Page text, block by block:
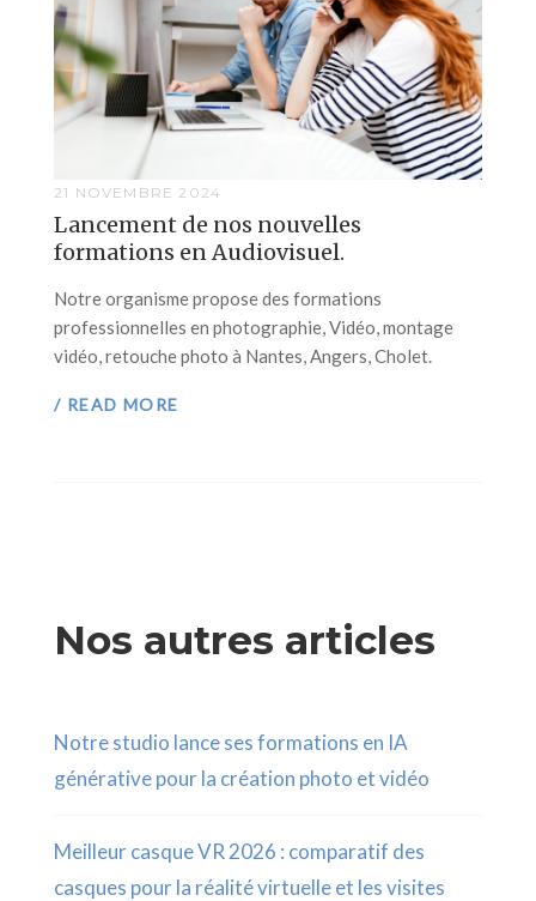
21 NOVEMBRE 2024
Lancement de nos nouvelles
formations en Audiovisuel.
Notre organisme propose des formations
professionnelles en photographie, Vidéo, montage
vidéo, retouche photo à Nantes, Angers, Cholet.
/ READ MORE
Nos autres articles
Notre studio lance ses formations en IA
générative pour la création photo et vidéo
Meilleur casque VR 2026 : comparatif des
casques pour la réalité virtuelle et les visites